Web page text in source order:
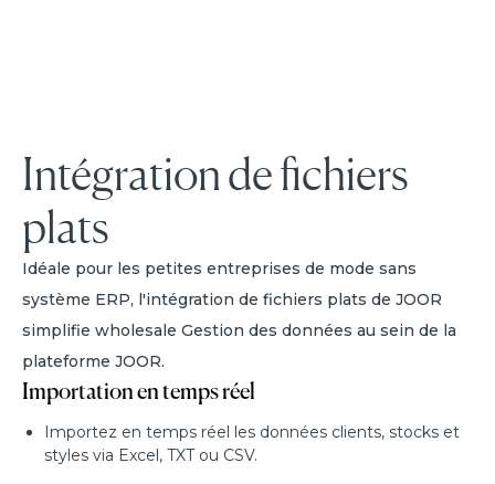
Intégration de fichiers
plats
Idéale pour les petites entreprises de mode sans
système ERP, l'intégration de fichiers plats de JOOR
simplifie wholesale Gestion des données au sein de la
plateforme JOOR.
Importation en temps réel
Importez en temps réel les données clients, stocks et
styles via Excel, TXT ou CSV.